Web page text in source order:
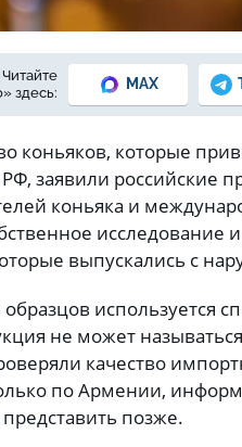
Читайте
здесь:
MAX
коньяков, которые
заявили российские
коньяка и
исследование
выпускались с
используется
не может
качество
по Армении,
позже.